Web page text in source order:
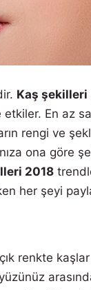
Kaş şekilleri
etkiler. En az
rengi ve
ona göre
2018
her şeyi
renkte